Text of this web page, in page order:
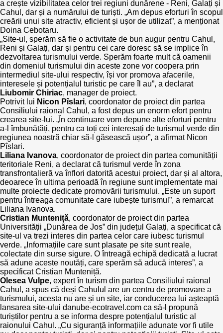
a crește vizibilitatea celor trei regiuni dunărene - Reni, Galați și
Cahul, dar și a numărului de turiști. „Am depus eforturi în scopul
creării unui site atractiv, eficient și ușor de utilizat”, a menționat
Doina Cebotaru.
„Site-ul, sperăm să fie o activitate de bun augur pentru Cahul,
Reni și Galați, dar și pentru cei care doresc să se implice în
dezvoltarea turismului verde. Sperăm foarte mult că oamenii
din domeniul turismului din aceste zone vor coopera prin
intermediul site-ului respectiv, își vor promova afacerile,
interesele și potențialul turistic pe care îl au”, a declarat
Liubomir Chiriac, manager de proiect.
Potrivit lui Nicon Pîslari, coordonator de proiect din partea
Consiliului raional Cahul, a fost depus un enorm efort pentru
crearea site-lui. „În continuare vom depune alte eforturi pentru
a-l îmbunătăți, pentru ca toți cei interesați de turismul verde din
regiunea noastră chiar să-l găsească ușor”, a afirmat Nicon
Pîslari.
Liliana Ivanova, coordonator de proiect din partea comunității
teritoriale Reni, a declarat că turismul verde în zona
transfrontalieră va înflori datorită acestui proiect, dar și al altora,
deoarece în ultima perioadă în regiune sunt implementate mai
multe proiecte dedicate promovării turismului. „Este un suport
pentru întreaga comunitate care iubește turismul”, a remarcat
Liliana Ivanova.
Cristian Munteniță, coordonator de proiect din partea
Universității „Dunărea de Jos” din județul Galați, a specificat că
site-ul va trezi interes din partea celor care iubesc turismul
verde. „Informațiile care sunt plasate pe site sunt reale,
colectate din surse sigure. O întreagă echipă dedicată a lucrat
să adune aceste noutăți, care sperăm să aducă interes”, a
specificat Cristian Munteniță.
Olesea Vulpe, expert în turism din partea Consiliului raional
Cahul, a spus că deși Cahulul are un centru de promovare a
turismului, acesta nu are și un site, iar conducerea lui așteaptă
lansarea site-ului danube-ecotravel.com ca să-l propună
turiștilor pentru a se informa despre potențialul turistic al
raionului Cahul. „Cu siguranță informațiile adunate vor fi utile